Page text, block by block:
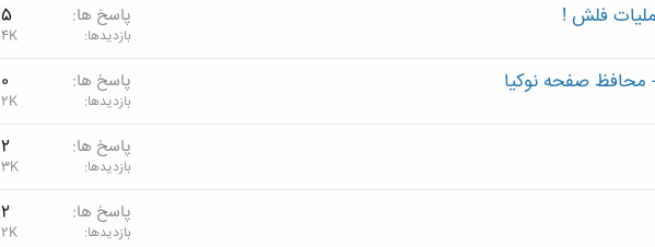
فلش ! پاسخ ها 5
بازدیدها 4K
پاسخ ها 0
بازدیدها 2K
پاسخ ها 2
بازدیدها 3K
پاسخ ها 2
بازدیدها 2K